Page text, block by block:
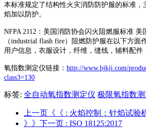
本标准规定了结构性火灾消防防护服的标准，
焰加以防护。
NFPA 2112：美国消防协会闪火阻燃服标准 美
（industrial flash fire）阻燃防护服在以下方面
用户信息，衣服设计，纤维，缝线，辅料配件
氧指数测定仪链接： http://www.bjkji.com/
class3=130
标签: 全自动氧指数测定仪 极限氧指数
上一页《《 : 火焰控制：针焰试验
》》下一页 : ISO 18125:2017